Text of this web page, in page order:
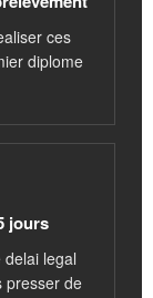
ces
diplome
jours
legal
presser de